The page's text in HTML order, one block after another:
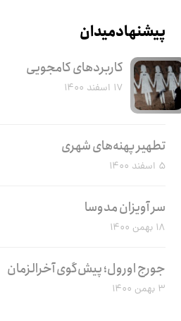
پیشنهاد میدان
کاربرد‌های کامجویی
۱۷ اسفند ۱۴۰۰
تطهیر پهنه‌های شهری
۵ اسفند ۱۴۰۰
سر آویزان مدوسا
۱۸ بهمن ۱۴۰۰
جورج اورول؛ پیش‌گوی آخرالزمان
۳ بهمن ۱۴۰۰